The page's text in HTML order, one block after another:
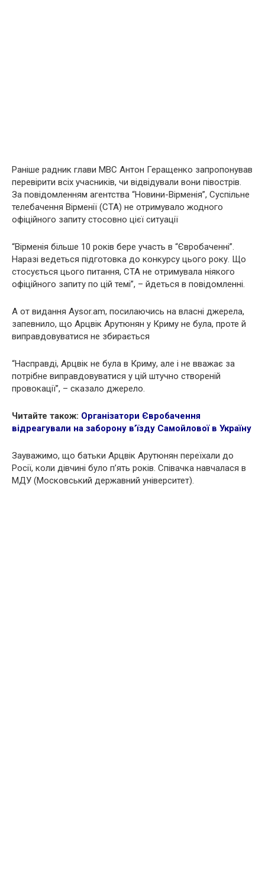
Раніше радник глави МВС Антон Геращенко запропонував
перевірити всіх учасників, чи відвідували вони півострів.
За повідомленням агентства “Новини-Вірменія”, Суспільне
телебачення Вірменії (СТА) не отримувало жодного
офіційного запиту стосовно цієї ситуації
“Вірменія більше 10 років бере участь в “Євробаченні”.
Наразі ведеться підготовка до конкурсу цього року. Що
стосується цього питання, СТА не отримувала ніякого
офіційного запиту по цій темі”, – йдеться в повідомленні.
А от видання Aysor.am, посилаючись на власні джерела,
запевнило, що Арцвік Арутюнян у Криму не була, проте й
виправдовуватися не збирається
“Насправді, Арцвік не була в Криму, але і не вважає за
потрібне виправдовуватися у цій штучно створеній
провокації”, – сказало джерело.
Читайте також: Організатори Євробачення
відреагували на заборону в’їзду Самойлової в Україну
Зауважимо, що батьки Арцвік Арутюнян переїхали до
Росії, коли дівчині було п’ять років. Співачка навчалася в
МДУ (Московський державний університет).